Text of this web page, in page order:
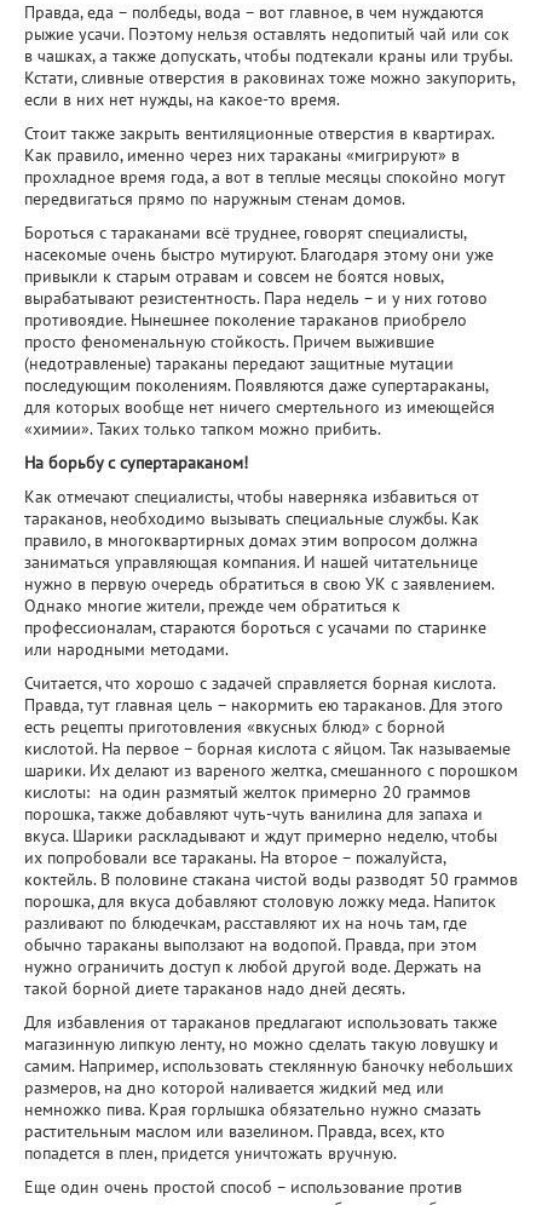
Правда, еда – полбеды, вода – вот главное, в чем нуждаются
рыжие усачи. Поэтому нельзя оставлять недопитый чай или сок
в чашках, а также допускать, чтобы подтекали краны или трубы.
Кстати, сливные отверстия в раковинах тоже можно закупорить,
если в них нет нужды, на какое-то время.
Стоит также закрыть вентиляционные отверстия в квартирах.
Как правило, именно через них тараканы «мигрируют» в
прохладное время года, а вот в теплые месяцы спокойно могут
передвигаться прямо по наружным стенам домов.
Бороться с тараканами всё труднее, говорят специалисты,
насекомые очень быстро мутируют. Благодаря этому они уже
привыкли к старым отравам и совсем не боятся новых,
вырабатывают резистентность. Пара недель – и у них готово
противоядие. Нынешнее поколение тараканов приобрело
просто феноменальную стойкость. Причем выжившие
(недотравленые) тараканы передают защитные мутации
последующим поколениям. Появляются даже супертараканы,
для которых вообще нет ничего смертельного из имеющейся
«химии». Таких только тапком можно прибить.
На борьбу с супертараканом!
Как отмечают специалисты, чтобы наверняка избавиться от
тараканов, необходимо вызывать специальные службы. Как
правило, в многоквартирных домах этим вопросом должна
заниматься управляющая компания. И нашей читательнице
нужно в первую очередь обратиться в свою УК с заявлением.
Однако многие жители, прежде чем обратиться к
профессионалам, стараются бороться с усачами по старинке
или народными методами.
Считается, что хорошо с задачей справляется борная кислота.
Правда, тут главная цель – накормить ею тараканов. Для этого
есть рецепты приготовления «вкусных блюд» с борной
кислотой. На первое – борная кислота с яйцом. Так называемые
шарики. Их делают из вареного желтка, смешанного с порошком
кислоты: на один размятый желток примерно 20 граммов
порошка, также добавляют чуть-чуть ванилина для запаха и
вкуса. Шарики раскладывают и ждут примерно неделю, чтобы
их попробовали все тараканы. На второе – пожалуйста,
коктейль. В половине стакана чистой воды разводят 50 граммов
порошка, для вкуса добавляют столовую ложку меда. Напиток
разливают по блюдечкам, расставляют их на ночь там, где
обычно тараканы выползают на водопой. Правда, при этом
нужно ограничить доступ к любой другой воде. Держать на
такой борной диете тараканов надо дней десять.
Для избавления от тараканов предлагают использовать также
магазинную липкую ленту, но можно сделать такую ловушку и
самим. Например, использовать стеклянную баночку небольших
размеров, на дно которой наливается жидкий мед или
немножко пива. Края горлышка обязательно нужно смазать
растительным маслом или вазелином. Правда, всех, кто
попадется в плен, придется уничтожать вручную.
Еще один очень простой способ – использование против